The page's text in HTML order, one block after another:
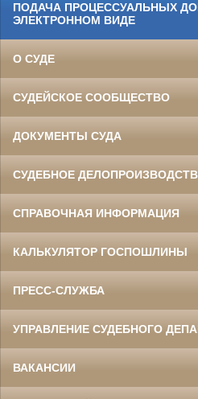
ПОДАЧА ПРОЦЕССУАЛЬНЫХ
ЭЛЕКТРОННОМ ВИДЕ
О СУДЕ
СУДЕЙСКОЕ СООБЩЕСТВО
ДОКУМЕНТЫ СУДА
СУДЕБНОЕ
СПРАВОЧНАЯ ИНФОРМАЦИЯ
КАЛЬКУЛЯТОР ГОСПОШЛИНЫ
ПРЕСС-СЛУЖБА
УПРАВЛЕНИЕ СУДЕБНОГО
ВАКАНСИИ